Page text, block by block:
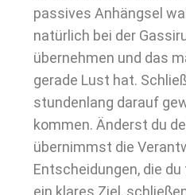
passives Anhängsel
natürlich bei der
übernehmen und das
gerade Lust hat.
stundenlang darauf
kommen. Änderst du
übernimmst die
Entscheidungen, die
ein klares Ziel,